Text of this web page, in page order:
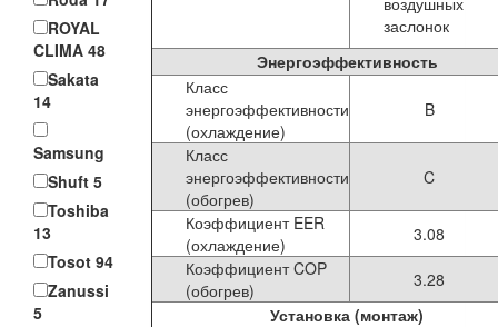
ROYAL
CLIMA 48
Sakata
14
Samsung
Shuft 5
Toshiba
13
Tosot 94
Zanussi
5
заслонок
Энергоэффективность
Класс
энергоэффективности
(охлаждение)
B
Класс
энергоэффективности
(обогрев)
C
Коэффициент EER
(охлаждение)
3.08
Коэффициент COP
(обогрев)
3.28
Установка (монтаж)